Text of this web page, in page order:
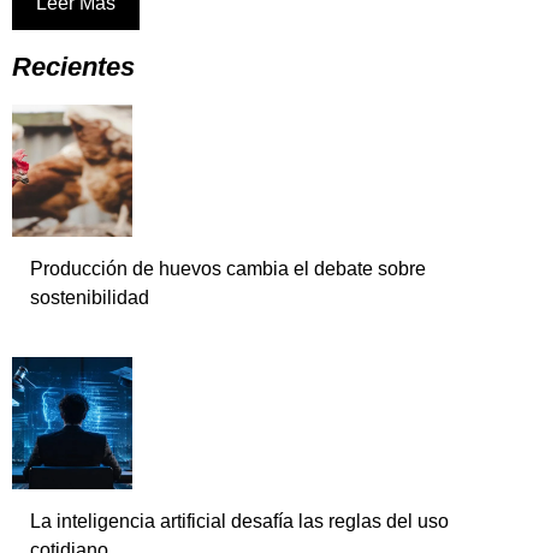
Recientes
Producción de huevos cambia el debate sobre
sostenibilidad
La inteligencia artificial desafía las reglas del uso